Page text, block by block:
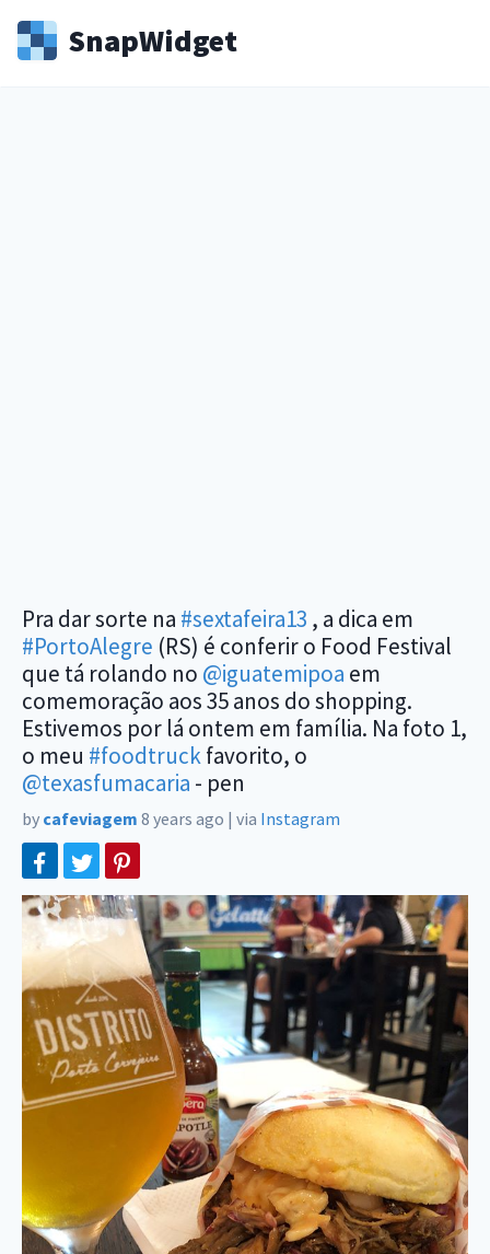
SnapWidget
Pra dar sorte na #sextafeira13 , a dica em
#PortoAlegre (RS) é conferir o Food Festival
que tá rolando no @iguatemipoa em
comemoração aos 35 anos do shopping.
Estivemos por lá ontem em família. Na foto 1,
o meu #foodtruckfavorito, o
@texasfumacaria - pen
by cafeviagem 8 years ago | via Instagram